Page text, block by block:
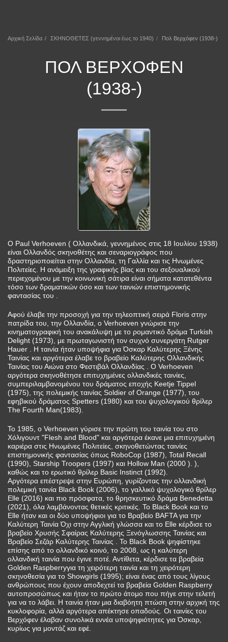
Αρχική Σελίδα ΣΚΗΝΟΘΕΤΕΣ (γεννημένοι έως το 1940) Πολ Βερχόφεν (1938-)
ΠΟΛ ΒΕΡΧΌΦΕΝ
(1938-)
Ο Paul Verhoeven ( Ολλανδικά, γεννημένος στις 18 Ιουλίου 1938)
είναι Ολλανδός σκηνοθέτης και σεναριογράφος που
δραστηριοποιείται στην Ολλανδία, τη Γαλλία και τις Ηνωμένες
Πολιτείες. Η ανάμειξη της γραφικής βίας και του σεξουαλικού
περιεχομένου με την κοινωνική σάτιρα είναι σήματα κατατεθέντα
τόσο των δραματικών όσο και των ταινιών επιστημονικής
φαντασίας του .
Αφού έλαβε την προσοχή για την τηλεοπτική σειρά Floris στην
πατρίδα του, την Ολλανδία, ο Verhoeven γνώρισε την
κινηματογραφική του ανακάλυψη με το ρομαντικό δράμα Turkish
Delight (1973), με πρωταγωνιστή τον συχνό συνεργάτη Rutger
Hauer . Η ταινία ήταν υποψήφια για Όσκαρ Καλύτερης Ξένης
Ταινίας και αργότερα έλαβε το βραβείο Καλύτερης Ολλανδικής
Ταινίας του Αιώνα στο Φεστιβάλ Ολλανδίας . Ο Verhoeven
αργότερα σκηνοθέτησε επιτυχημένες ολλανδικές ταινίες,
συμπεριλαμβανομένου του δράματος εποχής Keetje Tippel
(1975), της πολεμικής ταινίας Soldier of Orange (1977), του
εφηβικού δράματος Spetters (1980) και του ψυχολογικού θρίλερ
The Fourth Man(1983).
Το 1985, ο Verhoeven γύρισε την πρώτη του ταινία του στο
Χόλιγουντ "Flesh and Blood" και αργότερα έκανε μια επιτυχημένη
καριέρα στις Ηνωμένες Πολιτείες, σκηνοθετώντας ταινίες
επιστημονικής φαντασίας όπως RoboCop (1987), Total Recall
(1990), Starship Troopers (1997) και Hollow Man (2000 ). ),
καθώς και το ερωτικό θρίλερ Basic Instinct (1992).
Αργότερα επέστρεψε στην Ευρώπη, γυρίζοντας την ολλανδική
πολεμική ταινία Black Book (2006), το γαλλικό ψυχολογικό θρίλερ
Elle (2016) και πιο πρόσφατα, το θρησκευτικό δράμα Benedetta
(2021), όλα λαμβάνοντας θετικές κριτικές. Το Black Book και το
Elle ήταν και οι δύο υποψήφιοι για το Βραβείο BAFTA για την
Καλύτερη Ταινία Όχι στην Αγγλική γλώσσα και το Elle κέρδισε το
βραβείο Χρυσής Σφαίρας Καλύτερης Ξενόγλωσσης Ταινίας και
Βραβείο Σεζάρ Καλύτερης Ταινίας . Το Black Book ψηφίστηκε
επίσης από το ολλανδικό κοινό, το 2008, ως η καλύτερη
ολλανδική ταινία που έγινε ποτέ. Αντίθετα, κέρδισε τα βραβεία
Golden Raspberryγια τη χειρότερη ταινία και τη χειρότερη
σκηνοθεσία για το Showgirls (1995); είναι ένας από τους λίγους
ανθρώπους που έχουν αποδεχτεί τα βραβεία Golden Raspberry
αυτοπροσώπως και ήταν το πρώτο άτομο που πήγε στην τελετή
για να το λάβει. Η ταινία ήταν μια διαβόητη πτώση στην αρχική της
κυκλοφορία, αλλά αργότερα απέκτησε οπαδούς. Οι ταινίες του
Βερχόφεν έλαβαν συνολικά εννέα υποψηφιότητες για Όσκαρ,
κυρίως για μοντάζ και εφέ.